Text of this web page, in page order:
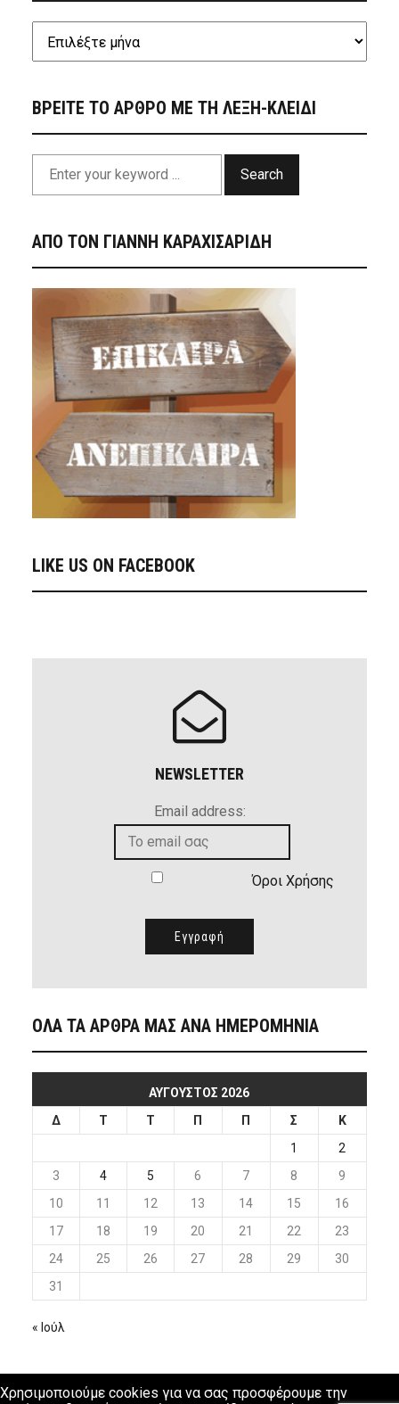
ΒΡΕΙΤΕ ΤΟ ΑΡΘΡΟ ΜΕ ΤΗ ΛΕΞΗ-ΚΛΕΙΔΙ
Search
ΑΠΟ ΤΟΝ ΓΙΑΝΝΗ ΚΑΡΑΧΙΣΑΡΙΔΗ
LIKE US ON FACEBOOK
NEWSLETTER
Email address:
Όροι Χρήσης
ΟΛΑ ΤΑ ΑΡΘΡΑ ΜΑΣ ΑΝΑ ΗΜΕΡΟΜΗΝΙΑ
ΑΎΓΟΥΣΤΟΣ 2026
Δ
Τ Τ Π Π Σ
Κ
1
2
3
4 5 6 7 8
9
10
11 12 13 14 15
16
17
18 19 20 21 22
23
24
25 26 27 28 29
30
31
« Ιούλ
Χρησιμοποιούμε cookies για να σας προσφέρουμε την